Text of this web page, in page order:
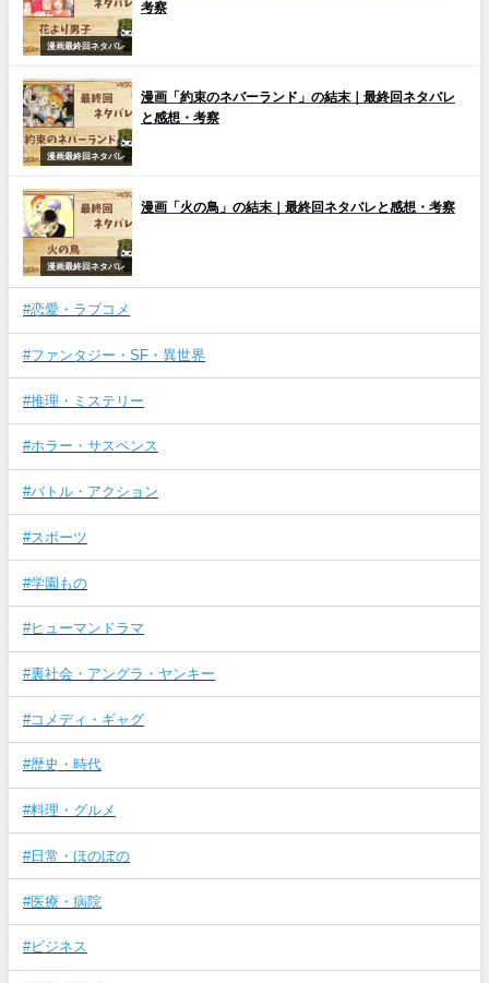
漫画最終回ネタバレ
考察
漫画最終回ネタバレ
漫画「約束のネバーランド」の結末｜最終回ネタバレ
と感想・考察
漫画最終回ネタバレ
漫画「火の鳥」の結末｜最終回ネタバレと感想・考察
#恋愛・ラブコメ
#ファンタジー・SF・異世界
#推理・ミステリー
#ホラー・サスペンス
#バトル・アクション
#スポーツ
#学園もの
#ヒューマンドラマ
#裏社会・アングラ・ヤンキー
#コメディ・ギャグ
#歴史・時代
#料理・グルメ
#日常・ほのぼの
#医療・病院
#ビジネス